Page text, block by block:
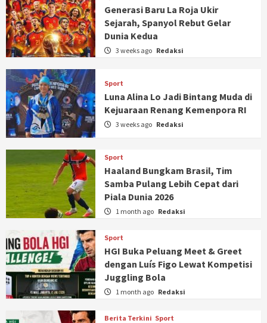
Generasi Baru La Roja Ukir
Sejarah, Spanyol Rebut Gelar
Dunia Kedua
3 weeks ago Redaksi
Sport
Luna Alina Lo Jadi Bintang Muda di
Kejuaraan Renang Kemenpora RI
3 weeks ago Redaksi
Sport
Haaland Bungkam Brasil, Tim
Samba Pulang Lebih Cepat dari
Piala Dunia 2026
1 month ago Redaksi
Sport
HGI Buka Peluang Meet & Greet
dengan Luís Figo Lewat Kompetisi
Juggling Bola
1 month ago Redaksi
Berita Terkini Sport